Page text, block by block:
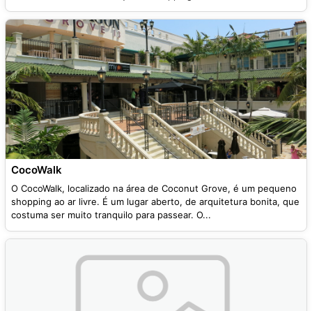
CocoWalk
O CocoWalk, localizado na área de Coconut Grove, é um pequeno
shopping ao ar livre. É um lugar aberto, de arquitetura bonita, que
costuma ser muito tranquilo para passear. O...